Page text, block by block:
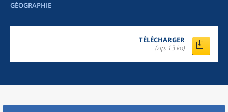
GÉOGRAPHIE
TÉLÉCHARGER
(zip, 13 ko)